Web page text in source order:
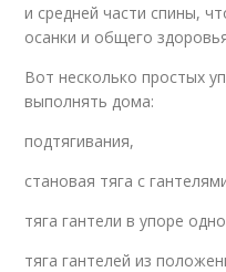
и средней части спины,
осанки и общего
Вот несколько простых
выполнять дома:
подтягивания,
становая тяга с
тяга гантели в упоре
тяга гантелей из